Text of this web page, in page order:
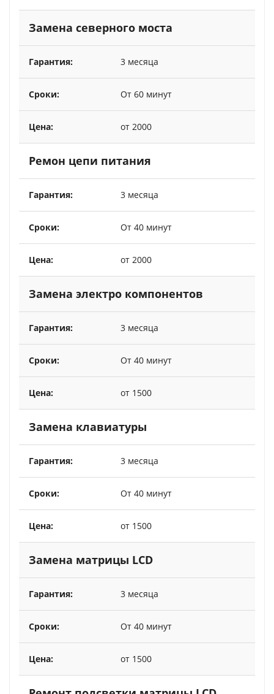
Замена северного моста
3 месяца
От 60 минут
от 2000
Ремон цепи питания
3 месяца
От 40 минут
от 2000
Замена электро компонентов
3 месяца
От 40 минут
от 1500
Замена клавиатуры
3 месяца
От 40 минут
от 1500
Замена матрицы LCD
3 месяца
От 40 минут
от 1500